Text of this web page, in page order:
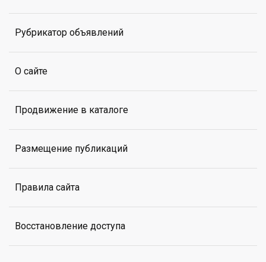
Рубрикатор объявлений
О сайте
Продвижение в каталоге
Размещение публикаций
Правила сайта
Восстановление доступа